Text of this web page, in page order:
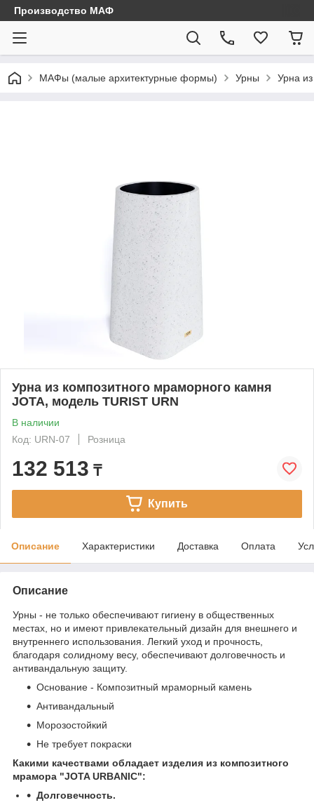
Производство МАФ
МАФы (малые архитектурные формы) Урны Урна
Урна из композитного мраморного камня
JOTA, модель TURIST URN
В наличии
Код: URN-07
Розница
132 513 ₸
Купить
Описание Характеристики Доставка Оплата
Описание
Урны - не только обеспечивают гигиену в общественных
местах, но и имеют привлекательный дизайн для внешнего и
внутреннего использования. Легкий уход и прочность,
благодаря солидному весу, обеспечивают долговечность и
антивандальную защиту.
Основание - Композитный мраморный камень
Антивандальный
Морозостойкий
Не требует покраски
Какими качествами обладает изделия из композитного
мрамора "JOTA URBANIC":
Долговечность.